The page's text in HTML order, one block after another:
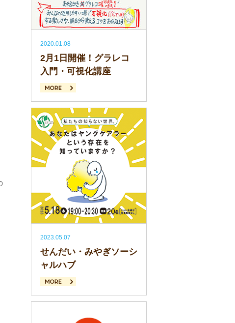
2020.01.08
2月1日開催！グラレコ
入門・可視化講座
続きを読む
2023.05.07
せんだい・みやぎソーシ
ャルハブ
続きを読む